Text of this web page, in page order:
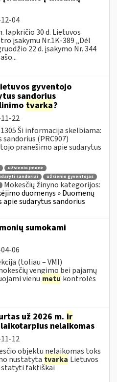
04
lapkričio 30 d. Lietuvos
įsakymu Nr.1K-389 „Dėl
22 d. įsakymo Nr. 344
gyventojo
sandorius
tvarka?
22
Ši informacija skelbiama:
(PRC907)
pranešimo apie sudarytus
užsienio įmonė
sandoriai
užsienio gyventojas
Mokesčių žinyno kategorijos:
duomenys » Duomenų
sudarytus sandorius
sumokami
06
(toliau – VMI)
vengimo bei pajamų
vienu metu kontrolės
už 2026 m. ir
nelaikomas
12
objektu nelaikomas toks
nustatyta tvarka Lietuvos
statyti faktiškai